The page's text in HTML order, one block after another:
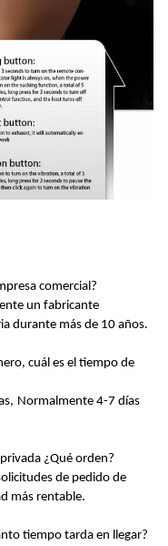
comercial?
un fabricante
durante más de 10 años.
cuál es el tiempo de
Normalmente 4-7 días
¿Qué orden?
de pedido de
más rentable.
tiempo tarda en llegar?